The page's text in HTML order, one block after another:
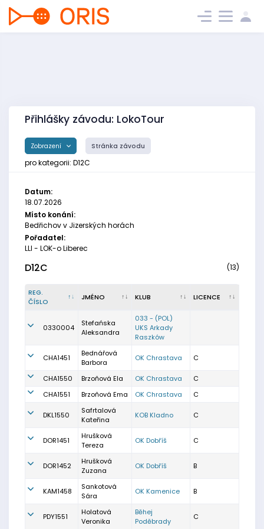
Přihlášky závodu: LokoTour
Zobrazení Stránka závodu
pro kategorii: D12C
Datum:
18.07.2026
Místo konání:
Bedřichov v Jizerských horách
Pořadatel:
LLI - LOK-o Liberec
D12C (13)
REG.
ČÍSLO
JMÉNO KLUB LICENCE
0330004
Stefańska
Aleksandra
033 - (POL)
UKS Arkady
Raszków
CHA1451
Bednářová
Barbora
OK Chrastava C
CHA1550 Brzoňová Ela OK Chrastava
C
CHA1551
Brzoňová Ema OK Chrastava C
DKL1550
Safrtalová
Kateřina
KOB Kladno C
DOR1451
Hrušková
Tereza
OK Dobříš C
DOR1452
Hrušková
Zuzana
OK Dobříš B
KAM1458
Sankotová
Sára
OK Kamenice B
PDY1551
Holatová
Veronika
Běhej
Poděbrady
C